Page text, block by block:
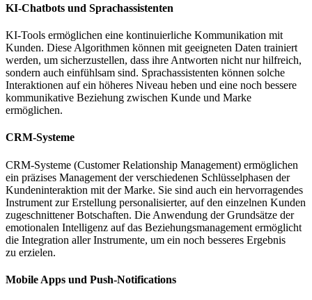
KI-Chatbots und Sprachassistenten
KI-Tools ermöglichen eine kontinuierliche Kommunikation mit
Kunden. Diese Algorithmen können mit geeigneten Daten trainiert
werden, um sicherzustellen, dass ihre Antworten nicht nur hilfreich,
sondern auch einfühlsam sind. Sprachassistenten können solche
Interaktionen auf ein höheres Niveau heben und eine noch bessere
kommunikative Beziehung zwischen Kunde und Marke
ermöglichen.
CRM-Systeme
CRM-Systeme (Customer Relationship Management) ermöglichen
ein präzises Management der verschiedenen Schlüsselphasen der
Kundeninteraktion mit der Marke. Sie sind auch ein hervorragendes
Instrument zur Erstellung personalisierter, auf den einzelnen Kunden
zugeschnittener Botschaften. Die Anwendung der Grundsätze der
emotionalen Intelligenz auf das Beziehungsmanagement ermöglicht
die Integration aller Instrumente, um ein noch besseres Ergebnis
zu erzielen.
Mobile Apps und Push-Notifications